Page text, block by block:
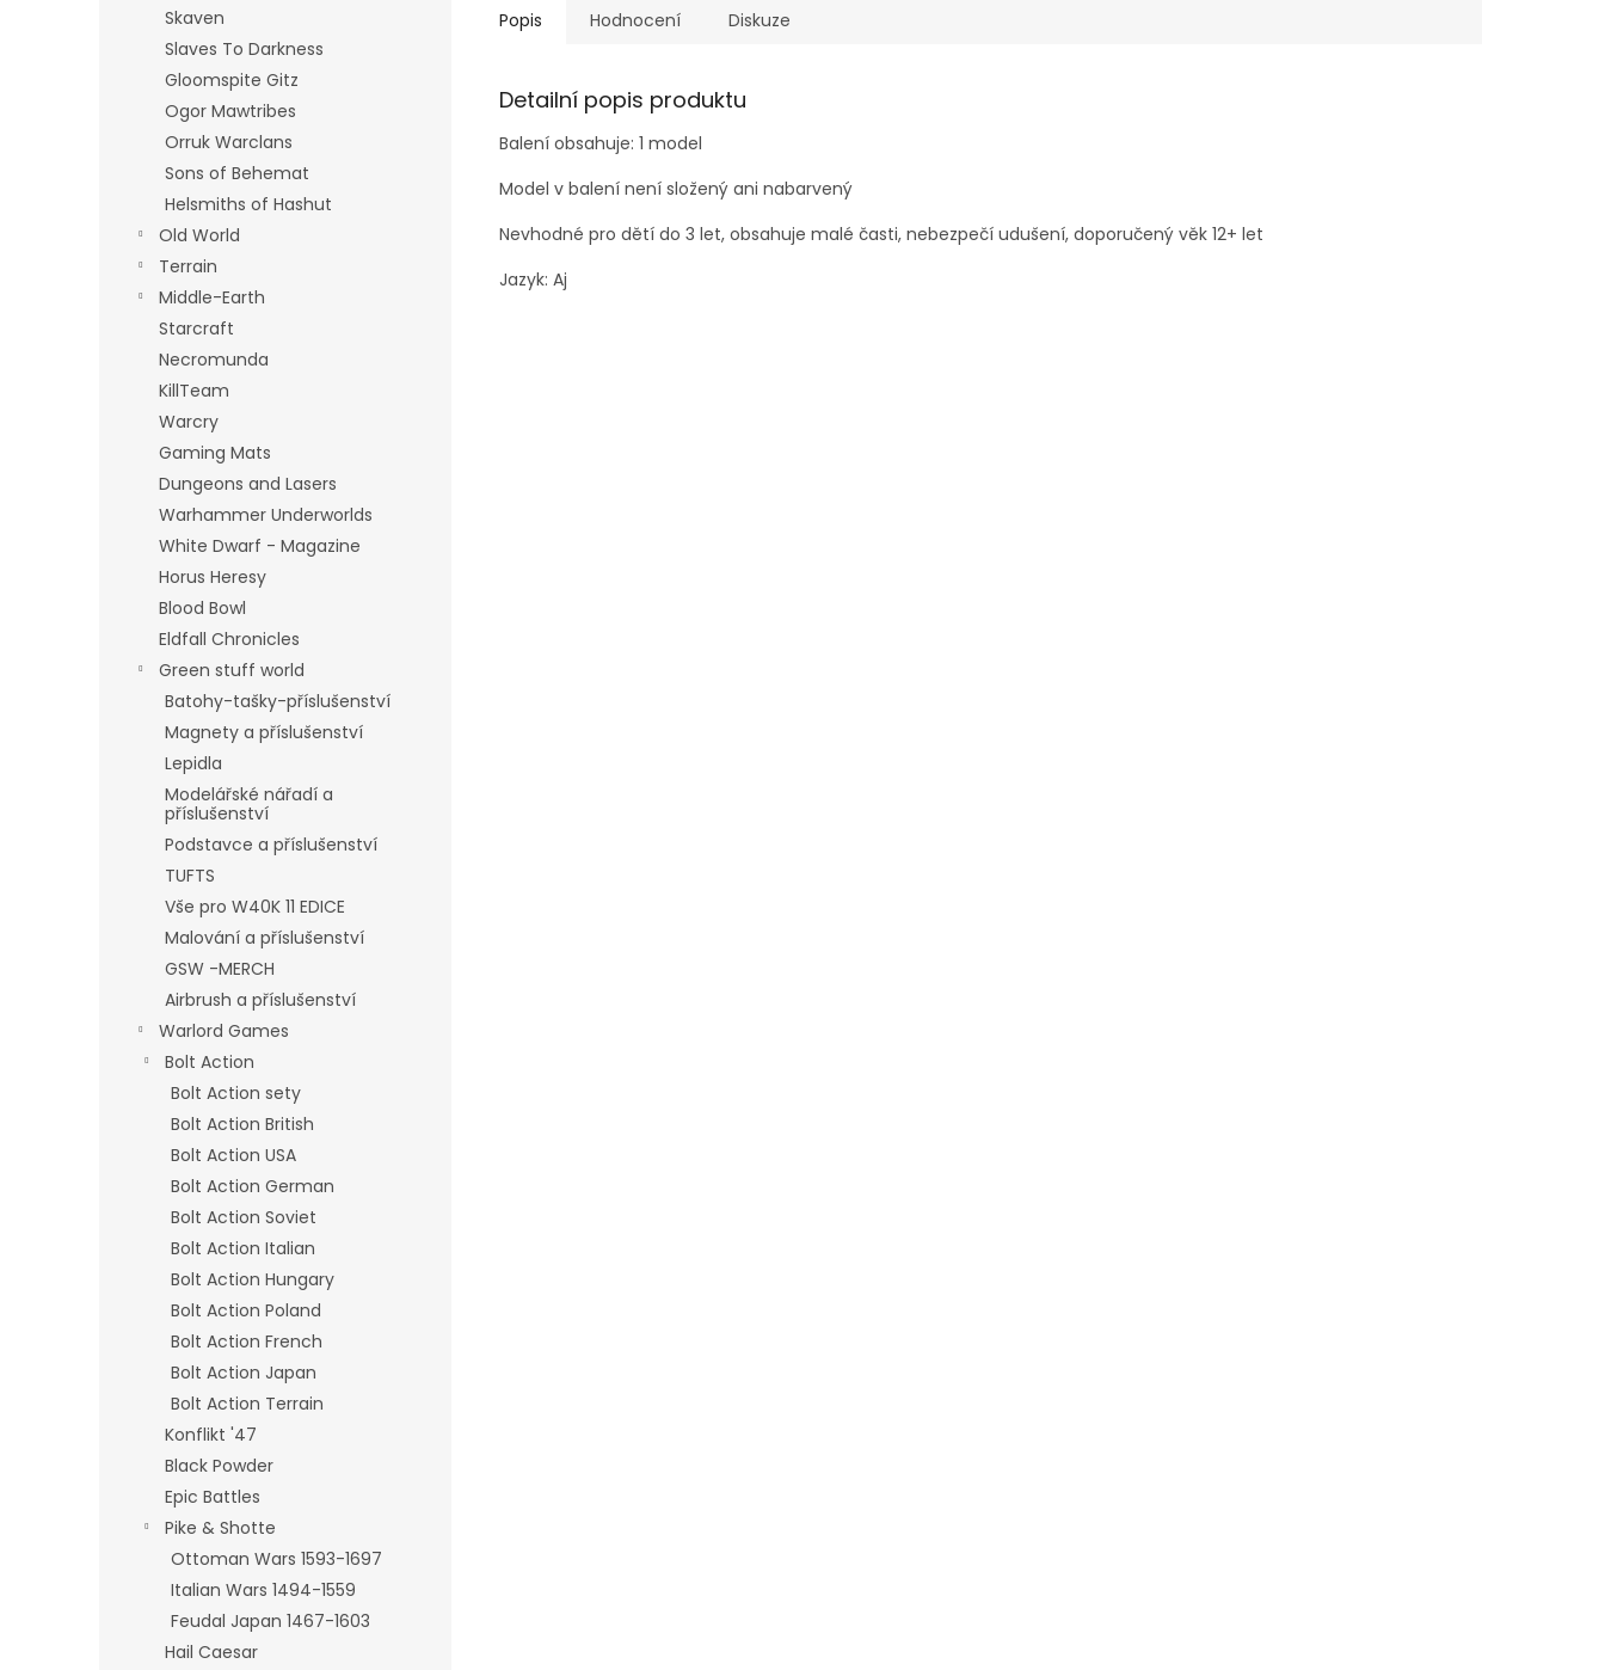
Skaven
Slaves To Darkness
Gloomspite Gitz
Ogor Mawtribes
Orruk Warclans
Sons of Behemat
Helsmiths of Hashut
Old World
Terrain
Middle-Earth
Starcraft
Necromunda
KillTeam
Warcry
Gaming Mats
Dungeons and Lasers
Warhammer Underworlds
White Dwarf - Magazine
Horus Heresy
Blood Bowl
Eldfall Chronicles
Green stuff world
Batohy-tašky-příslušenství
Magnety a příslušenství
Lepidla
Modelářské nářadí a
příslušenství
Podstavce a příslušenství
TUFTS
Vše pro W40K 11 EDICE
Malování a příslušenství
GSW -MERCH
Airbrush a příslušenství
Warlord Games
Bolt Action
Bolt Action sety
Bolt Action British
Bolt Action USA
Bolt Action German
Bolt Action Soviet
Bolt Action Italian
Bolt Action Hungary
Bolt Action Poland
Bolt Action French
Bolt Action Japan
Bolt Action Terrain
Konflikt '47
Black Powder
Epic Battles
Pike & Shotte
Ottoman Wars 1593-1697
Italian Wars 1494-1559
Feudal Japan 1467-1603
Hail Caesar
Popis Hodnocení Diskuze
Detailní popis produktu
Balení obsahuje: 1 model
Model v balení není složený ani nabarvený
Nevhodné pro dětí do 3 let, obsahuje malé časti, nebezpečí udušení, doporučený věk 12+ let
Jazyk: Aj